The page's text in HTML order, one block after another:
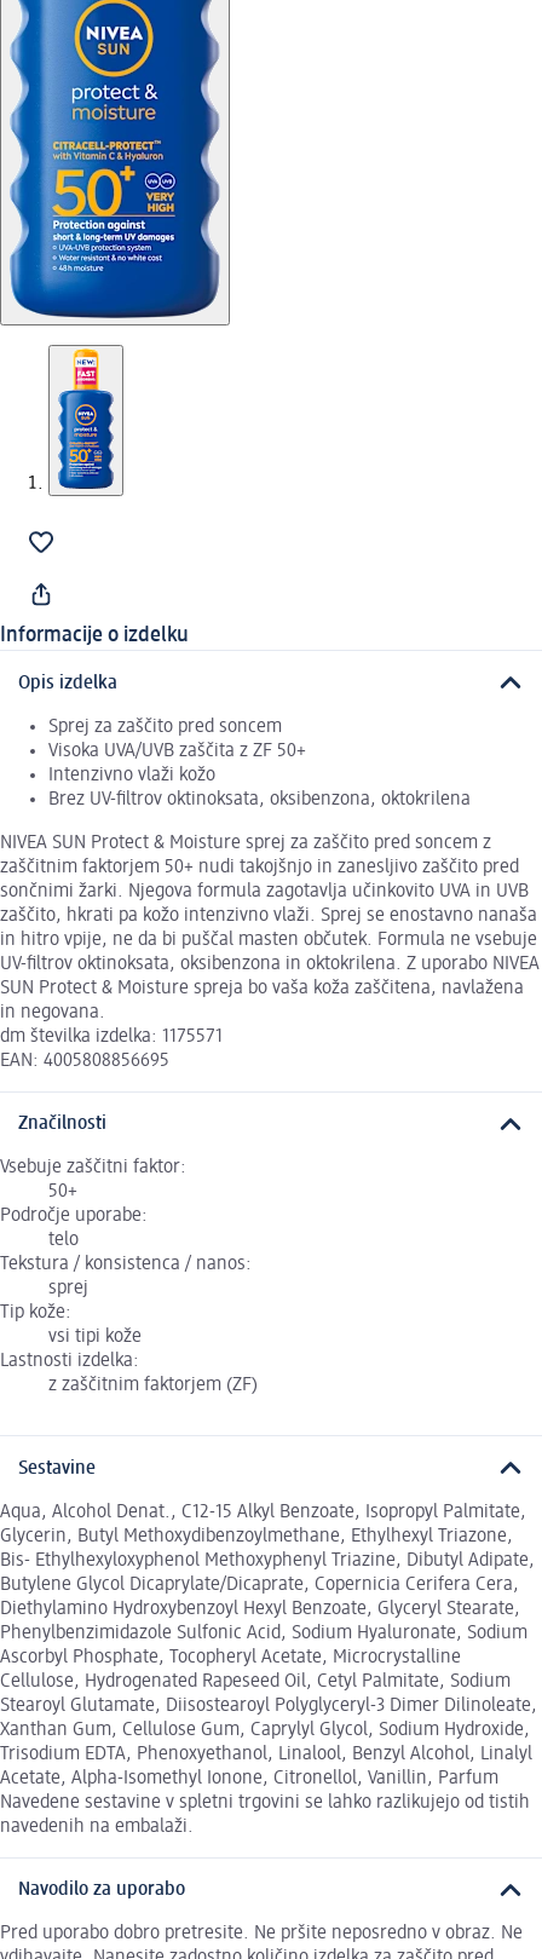
Informacije o izdelku
Opis izdelka
Sprej za zaščito pred soncem
Visoka UVA/UVB zaščita z ZF 50+
Intenzivno vlaži kožo
Brez UV-filtrov oktinoksata, oksibenzona, oktokrilena
NIVEA SUN Protect & Moisture sprej za zaščito pred soncem z
zaščitnim faktorjem 50+ nudi takojšnjo in zanesljivo zaščito pred
sončnimi žarki. Njegova formula zagotavlja učinkovito UVA in UVB
zaščito, hkrati pa kožo intenzivno vlaži. Sprej se enostavno nanaša
in hitro vpije, ne da bi puščal masten občutek. Formula ne vsebuje
UV-filtrov oktinoksata, oksibenzona in oktokrilena. Z uporabo NIVEA
SUN Protect & Moisture spreja bo vaša koža zaščitena, navlažena
in negovana.
dm številka izdelka: 1175571
EAN: 4005808856695
Značilnosti
Vsebuje zaščitni faktor:
50+
Področje uporabe:
telo
Tekstura / konsistenca / nanos:
sprej
Tip kože:
vsi tipi kože
Lastnosti izdelka:
z zaščitnim faktorjem (ZF)
Sestavine
Aqua, Alcohol Denat., C12-15 Alkyl Benzoate, Isopropyl Palmitate,
Glycerin, Butyl Methoxydibenzoylmethane, Ethylhexyl Triazone,
Bis- Ethylhexyloxyphenol Methoxyphenyl Triazine, Dibutyl Adipate,
Butylene Glycol Dicaprylate/Dicaprate, Copernicia Cerifera Cera,
Diethylamino Hydroxybenzoyl Hexyl Benzoate, Glyceryl Stearate,
Phenylbenzimidazole Sulfonic Acid, Sodium Hyaluronate, Sodium
Ascorbyl Phosphate, Tocopheryl Acetate, Microcrystalline
Cellulose, Hydrogenated Rapeseed Oil, Cetyl Palmitate, Sodium
Stearoyl Glutamate, Diisostearoyl Polyglyceryl-3 Dimer Dilinoleate,
Xanthan Gum, Cellulose Gum, Caprylyl Glycol, Sodium Hydroxide,
Trisodium EDTA, Phenoxyethanol, Linalool, Benzyl Alcohol, Linalyl
Acetate, Alpha-Isomethyl Ionone, Citronellol, Vanillin, Parfum
Navedene sestavine v spletni trgovini se lahko razlikujejo od tistih
navedenih na embalaži.
Navodilo za uporabo
Pred uporabo dobro pretresite. Ne pršite neposredno v obraz. Ne